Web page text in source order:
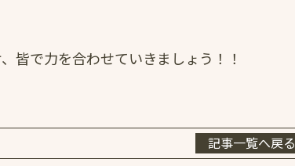
皆で力を合わせていきましょう！！
記事一覧へ戻る